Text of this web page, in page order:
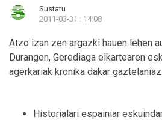
Sustatu
2011-03-31 : 14:08
Atzo izan zen argazki hauen lehen
Durangon, Gerediaga elkartearen
agerkariak kronika dakar
Historialari espainiar